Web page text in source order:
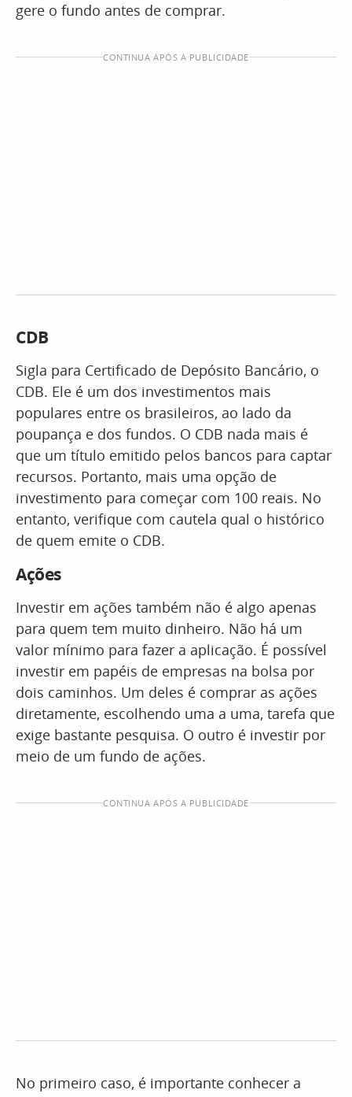
gere o fundo antes de comprar.
CONTINUA APÓS A PUBLICIDADE
CDB
Sigla para Certificado de Depósito Bancário, o
CDB. Ele é um dos investimentos mais
populares entre os brasileiros, ao lado da
poupança e dos fundos. O CDB nada mais é
que um título emitido pelos bancos para captar
recursos. Portanto, mais uma opção de
investimento para começar com 100 reais. No
entanto, verifique com cautela qual o histórico
de quem emite o CDB.
Ações
Investir em ações também não é algo apenas
para quem tem muito dinheiro. Não há um
valor mínimo para fazer a aplicação. É possível
investir em papéis de empresas na bolsa por
dois caminhos. Um deles é comprar as ações
diretamente, escolhendo uma a uma, tarefa que
exige bastante pesquisa. O outro é investir por
meio de um fundo de ações.
CONTINUA APÓS A PUBLICIDADE
No primeiro caso, é importante conhecer a